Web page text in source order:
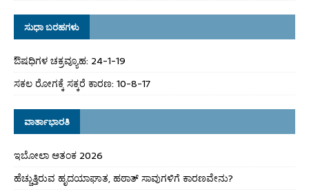
ಸುಧಾ ಬರಹಗಳು
ಔಷಧಿಗಳ ಚಕ್ರವ್ಯೂಹ: 24-1-19
ಸಕಲ ರೋಗಕ್ಕೆ ಸಕ್ಕರೆ ಕಾರಣ: 10-8-17
ವಾರ್ತಾಭಾರತಿ
ಇಬೋಲಾ ಆತಂಕ 2026
ಹೆಚ್ಚುತ್ತಿರುವ ಹೃದಯಾಘಾತ, ಹಠಾತ್ ಸಾವುಗಳಿಗೆ ಕಾರಣವೇನು?